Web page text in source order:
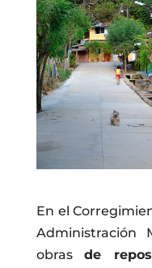
En el
Administración
obrasde